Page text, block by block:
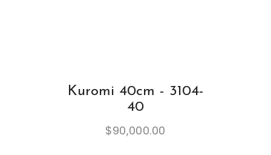
Kuromi 40cm - 3104-
40
$90,000.00